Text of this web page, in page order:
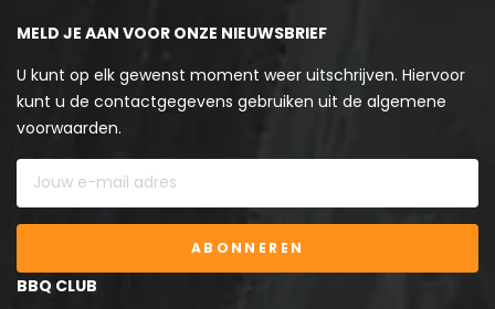
MELD JE AAN VOOR ONZE NIEUWSBRIEF
U kunt op elk gewenst moment weer uitschrijven. Hiervoor
kunt u de contactgegevens gebruiken uit de algemene
voorwaarden.
ABONNEREN
BBQ CLUB